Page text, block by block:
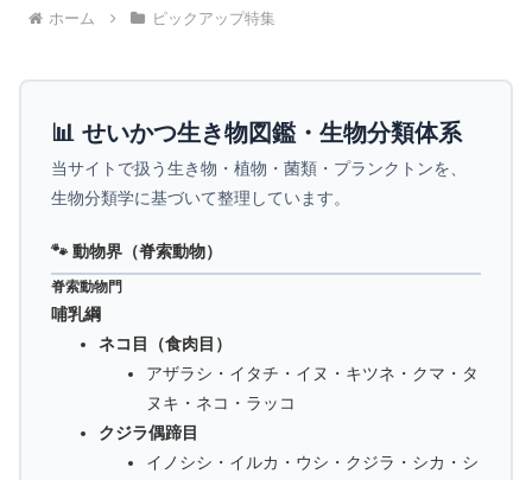
ホーム ピックアップ特集
📊 せいかつ生き物図鑑・生物分類体系
当サイトで扱う生き物・植物・菌類・プランクトンを、
生物分類学に基づいて整理しています。
🐾 動物界（脊索動物）
脊索動物門
哺乳綱
ネコ目（食肉目）
アザラシ・イタチ・イヌ・キツネ・クマ・タ
ヌキ・ネコ・ラッコ
クジラ偶蹄目
イノシシ・イルカ・ウシ・クジラ・シカ・シ